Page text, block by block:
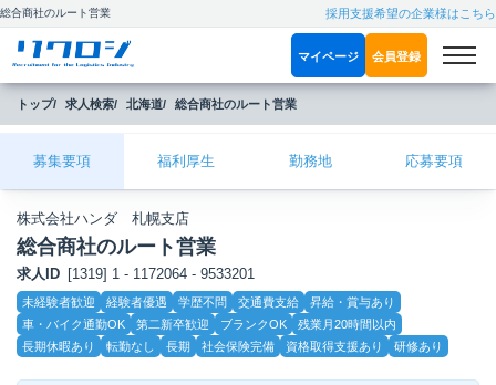
総合商社のルート営業 採用支援希望の企業様はこちら
マイページ 会員登録
トップ 求人検索 北海道 総合商社のルート営業
募集要項 福利厚生 勤務地 応募要項
株式会社ハンダ 札幌支店
総合商社のルート営業
求人ID [1319] 1 - 1172064 - 9533201
こ
だ
わ
り
未経験者歓迎 経験者優遇 学歴不問 交通費支給
昇給・賞与あり
車・バイク通勤OK
第二新卒歓迎 ブランクOK
残業月20時間以内
長期休暇あり
転勤なし 長期 社会保険完備 資格取得支援あり 研修あり